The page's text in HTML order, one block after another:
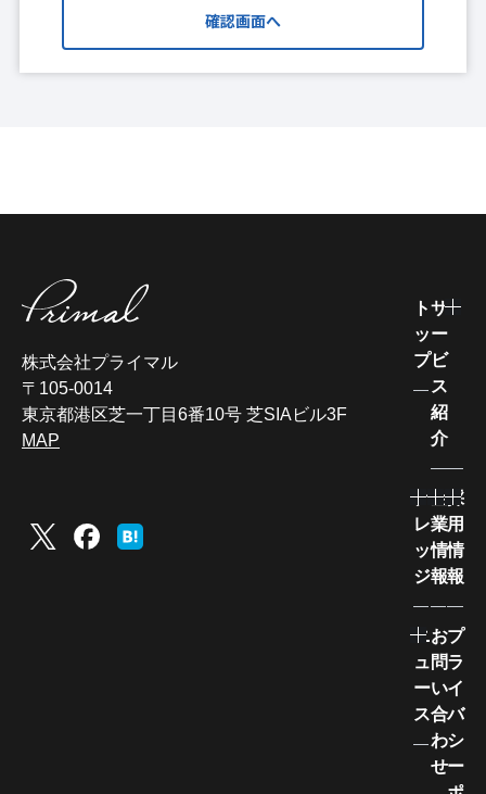
株式会社プライマル
〒105-0014
東京都港区芝一丁目6番10号 芝SIAビル3F
MAP
ト
ッ
プ
サ
ー
ビ
ス
紹
介
ナ
レ
ッ
ジ
企
業
情
報
採
用
情
報
ニ
ュ
ー
ス
お
問
い
合
わ
せ
プ
ラ
イ
バ
シ
ー